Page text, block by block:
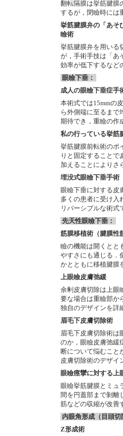
翻転隔膜は挙筋腱膜
するが，閉瞼時には
挙筋腱膜弁の「あそ
瞼術
挙筋腱膜弁を用いる
が，手術手技は「あ
効率が低下するなど
眼瞼下垂：
成人の眼瞼下垂症
本術式では15mmの
ら外側端に至るまで
期待でき，重瞼の作
私の行っている挙筋
挙筋腱膜前転術のポ
りと固定することで
加えることによりさ
埋没式眼瞼下垂手術
眼瞼下垂に対する皮
多くの患者に受け入
リバーシブルな術式
先天性眼瞼下垂：
筋膜移植術（腱膜性
瞼の機能は開くとと
やすさにも通じる．
かとともに移植腱膜
上眼瞼皮膚弛緩
余剰皮膚切除は上眼
要な場合は重瞼部か
独自のデザインを詳
眉毛下皮膚切除術
眉毛下皮膚切除術は
のか，眼瞼皮膚弛緩
断について悩むこと
皮膚切除術のデザイ
眼瞼痙攣に対する上
眼瞼挙筋腱膜とミュ
間を円蓋部まで剝離
筋などの収縮が改善
内眼角形成（目頭切
Z形成術